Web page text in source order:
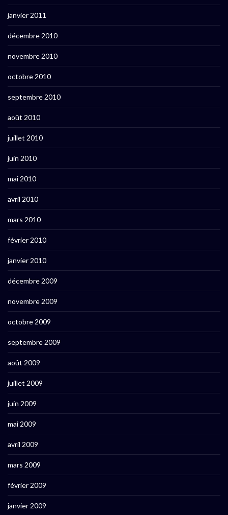
janvier 2011
décembre 2010
novembre 2010
octobre 2010
septembre 2010
août 2010
juillet 2010
juin 2010
mai 2010
avril 2010
mars 2010
février 2010
janvier 2010
décembre 2009
novembre 2009
octobre 2009
septembre 2009
août 2009
juillet 2009
juin 2009
mai 2009
avril 2009
mars 2009
février 2009
janvier 2009